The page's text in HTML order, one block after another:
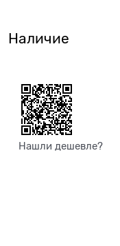
Наличие
Нашли дешевле?